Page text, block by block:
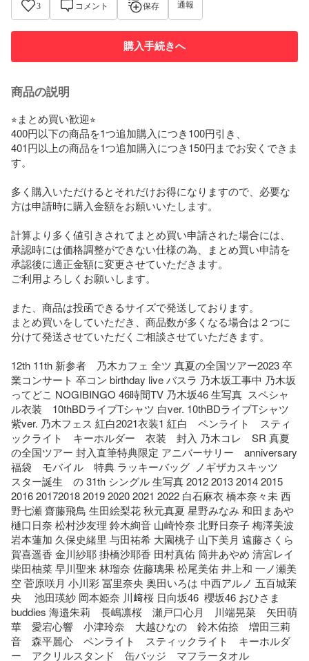
3 コメント 保存 通報
購入手続きへ
商品の説明
⭐︎まとめ買い歓迎⭐︎
400円以下の商品を1つ追加購入につき100円引き、
401円以上の商品を1つ追加購入につき150円までお安くできま
す。
多く購入いただけるとそれだけお得になりますので、必要な
方は申請時に購入金額をお願いいたします。
計算より多く値引きされてまとめ買い申請された場合には、
承認時には価格調整ができない仕様の為、まとめ買い申請を
承認後に適正金額に変更させていただきます。
ご利用よろしくお願いします。
また、商品は投函できるサイズで発送しております。
まとめ買いをしていただき、商品数が多くなる場合は２つに
分けて発送させていただくご相談させていただきます。
12th 11th 新参者　乃木カフェ 全ツ 真夏の全国ツアー2023 卒
業コンサート 卒コン birthday live バスラ 乃木坂工事中 乃木坂
ってどこ NOGIBINGO 46時間TV 乃木坂46 生写真  スペシャ
ル衣装　10thBDライブTシャツ 白ver. 10thBDライブTシャツ
紫ver. 乃木フェス 紅白2021衣装1 紅白　ペンライト　スティ
ックライト　キーホルダー　衣装　封入 乃木コレ　SR 真夏
の全国ツアー 封入直筆特典限定 アニバーサリー　anniversary
福袋　モバイル　特典 ラッキーバッグ  ノギザカスキッツ
スター誕生　の 31th シングル 生写真 2012 2013 2014 2015
2016 20172018 2019 2020 2021 2022 白石麻衣 橋本奈々未 西
野七瀬 齋藤飛鳥 生田絵梨花 秋元真夏 星野みなみ 和田まあや
樋口日奈 松村沙友理 鈴木絢音 山崎怜奈 北野日奈子 梅澤美波
岩本蓮加 久保史緒里 与田祐希 大園桃子 山下美月 遠藤さくら
賀喜遥香 金川紗耶 掛橋沙耶香 田村真佑 筒井あやめ 清宮レイ
柴田柚菜 早川聖来 林瑠奈 佐藤璃果 松尾美佑 井上和 一ノ瀬美
空 菅原咲月 小川彩 冨里奈央 奥田いろは 中西アルノ 五百城茉
央　 池田瑛紗 岡本姫奈 川﨑桜 日向坂46  櫻坂46 おひさま
buddies 海邉朱莉　長嶋凛桜　瀬戸口心月　川端晃菜　矢田萌
華　愛宕心響　小津玲奈　大越ひなの　鈴木佑捺　増田三莉
音　森平麗心　ペンライト　スティックライト　キーホルダ